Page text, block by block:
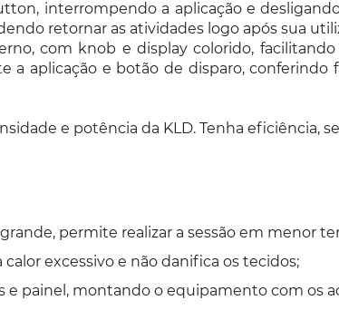
interrompendo a aplicação e
retornar as atividades logo após sua
com knob e display colorido,
aplicação e botão de disparo, conferindo
e potência da KLD. Tenha eficiência,
permite realizar a sessão em menor
excessivo e não danifica os tecidos;
painel, montando o equipamento com os